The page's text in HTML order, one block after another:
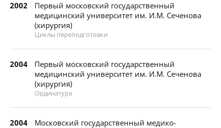
2002
Первый московский государственный
медицинский университет им. И.М. Сеченова
(хирургия)
Циклы переподготовки
2004
Первый московский государственный
медицинский университет им. И.М. Сеченова
(хирургия)
Ординатура
2004
Московский государственный медико-